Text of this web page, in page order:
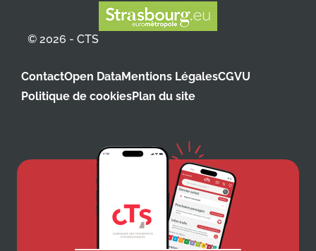
© 2026 - CTS
ContactOpen DataMentions LégalesCGVU
Politique de cookiesPlan du site